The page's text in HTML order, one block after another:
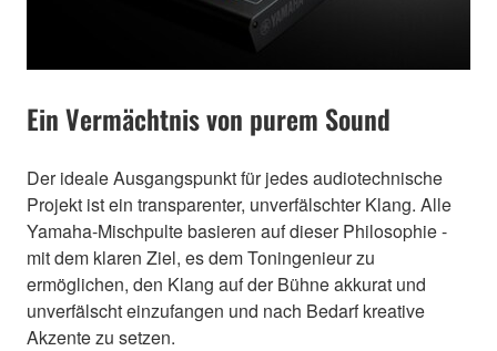
Ein Vermächtnis von purem Sound
Der ideale Ausgangspunkt für jedes audiotechnische
Projekt ist ein transparenter, unverfälschter Klang. Alle
Yamaha-Mischpulte basieren auf dieser Philosophie -
mit dem klaren Ziel, es dem Toningenieur zu
ermöglichen, den Klang auf der Bühne akkurat und
unverfälscht einzufangen und nach Bedarf kreative
Akzente zu setzen.